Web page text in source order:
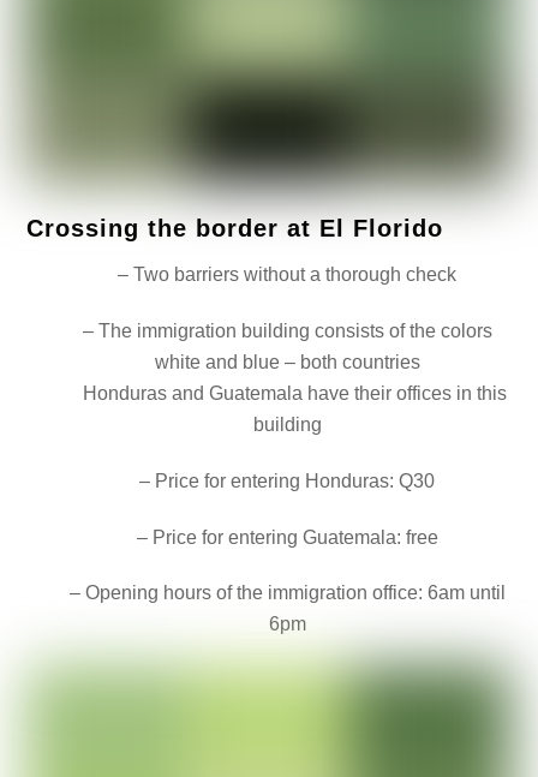
Crossing the border at El Florido
– Two barriers without a thorough check
– The immigration building consists of the colors
white and blue – both countries
Honduras and Guatemala have their offices in this
building
– Price for entering Honduras: Q30
– Price for entering Guatemala: free
– Opening hours of the immigration office: 6am until
6pm